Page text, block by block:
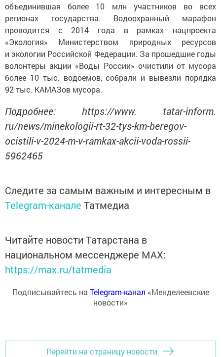
объединившая более 10 млн участников во всех
регионах государства. Водоохранный марафон
проводится с 2014 года в рамках нацпроекта
«Экология» Министерством природных ресурсов
и экологии Российской Федерации. За прошедшие годы
волонтеры акции «Воды России» очистили от мусора
более 10 тыс. водоемов, собрали и вывезли порядка
92 тыс. КАМАЗов мусора.
Подробнее: https://www. tatar-inform.
ru/news/minekologii-rt-32-tys-km-beregov-
ocistili-v-2024-m-v-ramkax-akcii-voda-rossii-
5962465
Следите за самым важным и интересным в
Telegram-канале Татмедиа
Читайте новости Татарстана в
национальном мессенджере MАХ:
https://max.ru/tatmedia
Подписывайтесь на Telegram-канал «Менделеевские
новости»
Перейти на страницу новости